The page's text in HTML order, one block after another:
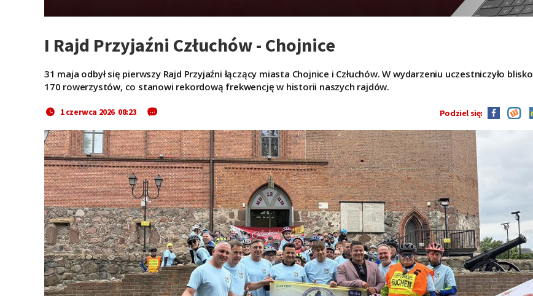
I Rajd Przyjaźni Człuchów - Chojnice
31 maja odbył się pierwszy Rajd Przyjaźni łączący miasta Chojnice i Człuchów. W wydarzeniu uczestniczyło blisko
170 rowerzystów, co stanowi rekordową frekwencję w historii naszych rajdów.
1 czerwca 2026 08:23 Podziel się: